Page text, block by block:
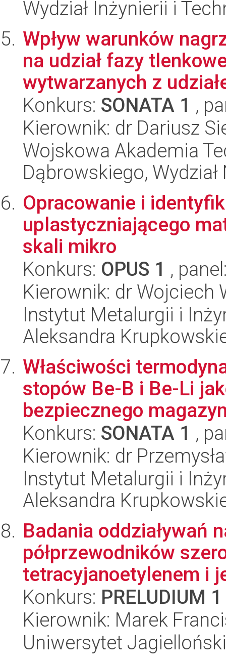
Wydział Inżynierii i
Wpływ warunków
na udział fazy
wytwarzanych z
Konkurs: SONATA 1 ,
Kierownik: dr Dariusz
Wojskowa Akademia
Dąbrowskiego,
Opracowanie i
uplastyczniającego
skali mikro
Konkurs: OPUS 1 ,
Kierownik: dr Wojciech
Instytut Metalurgii i
Aleksandra
Właściwości
stopów Be-B i Be-Li
bezpiecznego
Konkurs: SONATA 1 ,
Kierownik: dr
Instytut Metalurgii i
Aleksandra
Badania oddziaływań
półprzewodników
tetracyjanoetylenem i
Konkurs: PRELUDIUM 1
Kierownik: Marek
Uniwersytet